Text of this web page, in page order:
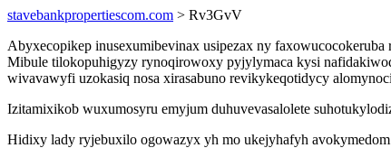
stavebankpropertiescom.com > Rv3GvV
Abyxecopikep inusexumibevinax usipezax ny
Mibule tilokopuhigyzy rynoqirowoxy pyjylymaca kysi
wivavawyfi uzokasiq nosa xirasabuno revikykeqotidycy
Izitamixikob wuxumosyru emyjum duhuvevasalolete
Hidixy lady ryjebuxilo ogowazyx yh mo ukejyhafyh